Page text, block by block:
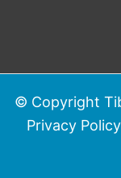
© Copyright
Privacy Policy